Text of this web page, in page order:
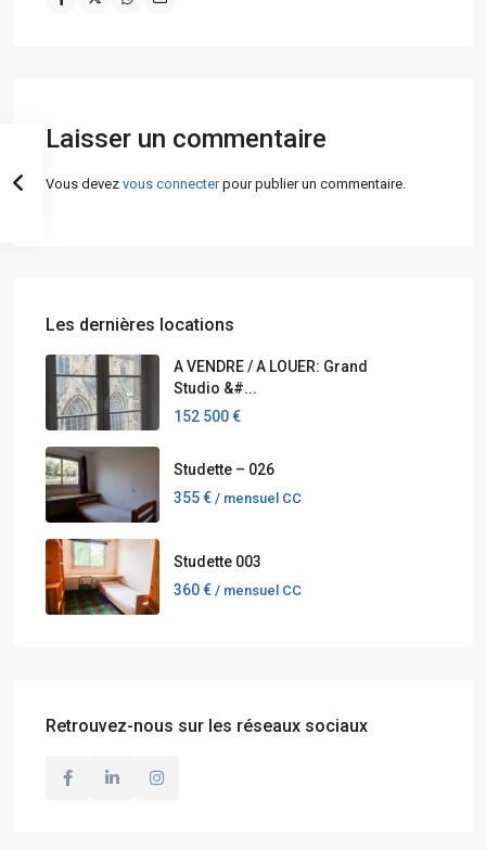
Laisser un commentaire
Vous devez vous connecterpour publier un commentaire.
Les dernières locations
A VENDRE / A LOUER: Grand
Studio &#...
152 500 €
Studette – 026
355 € / mensuel CC
Studette 003
360 € / mensuel CC
Retrouvez-nous sur les réseaux sociaux